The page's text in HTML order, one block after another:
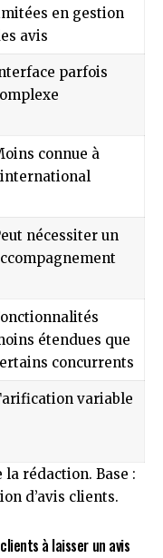
en gestion
avis
parfois
connue à
nécessiter un
étendues que
concurrents
variable
rédaction. Base :
d’avis clients.
à laisser un avis